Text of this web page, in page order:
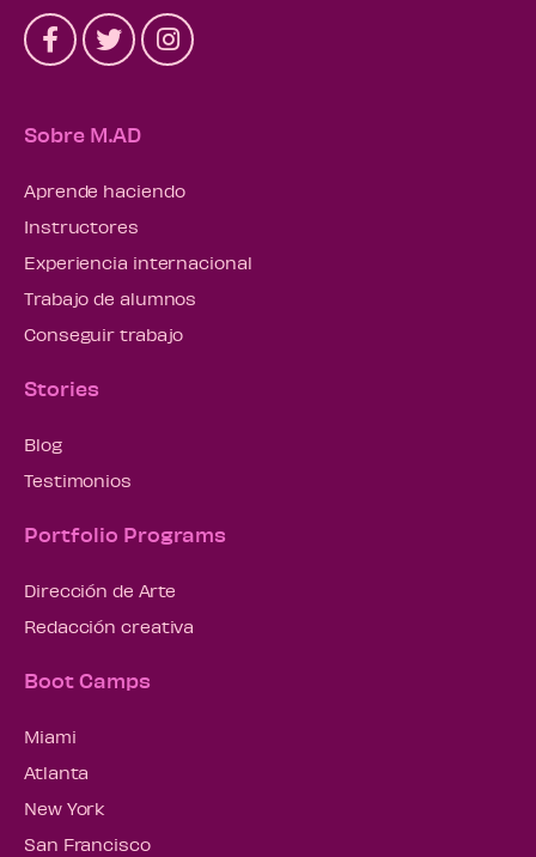
Sobre M.AD
Aprende haciendo
Instructores
Experiencia internacional
Trabajo de alumnos
Conseguir trabajo
Stories
Blog
Testimonios
Portfolio Programs
Dirección de Arte
Redacción creativa
Boot Camps
Miami
Atlanta
New York
San Francisco